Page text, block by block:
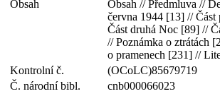
Obsah
Obsah // Předmluva //
června 1944 [13] //
Část druhá Noc [89] //
// Poznámka o ztrátách
o pramenech [231] //
Kontrolní č.
(OCoLC)85679719
Č. národní bibl.
cnb000066023